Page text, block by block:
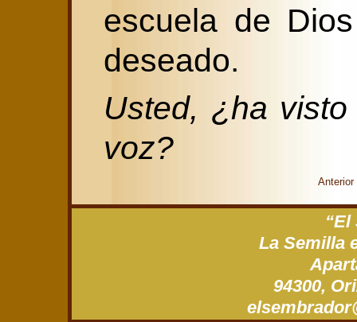
escuela de
deseado.
Usted, ¿ha
voz?
Anterior
“El
La Semilla
94300,